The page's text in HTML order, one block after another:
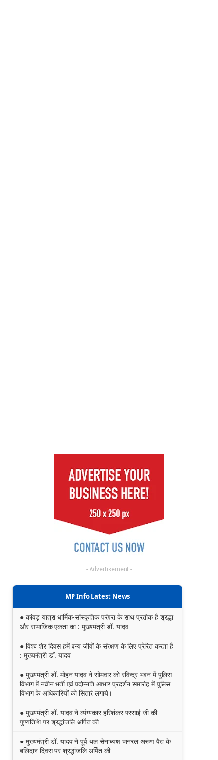
- Advertisement -
MP Info Latest News
● कांवड़ यात्रा धार्मिक-सांस्कृतिक परंपरा के साथ प्रतीक है श्रद्धा
और सामाजिक एकता का : मुख्यमंत्री डॉ. यादव
● विश्व शेर दिवस हमें वन्य जीवों के संरक्षण के लिए प्रेरित करता है
: मुख्यमंत्री डॉ. यादव
● मुख्यमंत्री डॉ. मोहन यादव ने सोमवार को रविन्द्र भवन में पुलिस
विभाग में नवीन भर्ती एवं पदोन्नति आभार प्रदर्शन समारोह में पुलिस
विभाग के अधिकारियों को सितारे लगाये।
● मुख्यमंत्री डॉ. यादव ने व्यंग्यकार हरिशंकर परसाई जी की
पुण्यतिथि पर श्रद्धांजलि अर्पित की
● मुख्यमंत्री डॉ. यादव ने पूर्व थल सेनाध्यक्ष जनरल अरूण वैद्य के
बलिदान दिवस पर श्रद्धांजलि अर्पित की